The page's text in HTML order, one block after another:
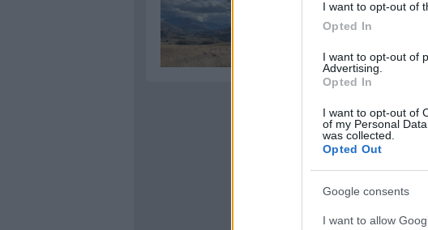
I want to opt-out of
Opted In
I want to opt-out of
Advertising.
Opted In
I want to opt-out of
of my Personal
was collected.
Opted Out
Google consents
I want to allow